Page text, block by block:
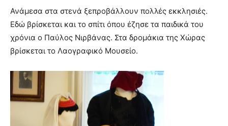
Ανάμεσα στα στενά ξεπροβάλλουν πολλές εκκλησιές.
Εδώ βρίσκεται και το σπίτι όπου έζησε τα παιδικά του
χρόνια ο Παύλος Νιρβάνας. Στα δρομάκια της Χώρας
βρίσκεται το Λαογραφικό Μουσείο.